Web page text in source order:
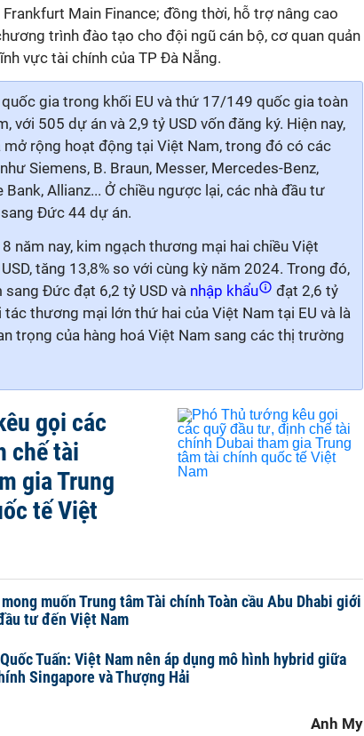
Main Finance; đồng thời, hỗ trợ nâng cao
trình đào tạo cho đội ngũ cán bộ, cơ quan quản
vực tài chính của TP Đà Nẵng.
gia trong khối EU và thứ 17/149 quốc gia toàn
với 505 dự án và 2,9 tỷ USD vốn đăng ký. Hiện nay,
rộng hoạt động tại Việt Nam, trong đó có các
Siemens, B. Braun, Messer, Mercedes-Benz,
Bank, Allianz... Ở chiều ngược lại, các nhà đầu tư
Đức 44 dự án.
năm nay, kim ngạch thương mại hai chiều Việt
tăng 13,8% so với cùng kỳ năm 2024. Trong đó,
sang Đức đạt 6,2 tỷ USD và nhập khẩu
đạt 2,6 tỷ
tác thương mại lớn thứ hai của Việt Nam tại EU và là
trọng của hàng hoá Việt Nam sang các thị trường
gọi các
chế tài
gia Trung
tế Việt
muốn Trung tâm Tài chính Toàn cầu Abu Dhabi giới
tư đến Việt Nam
Tuấn: Việt Nam nên áp dụng mô hình hybrid giữa
Singapore và Thượng Hải
Anh My